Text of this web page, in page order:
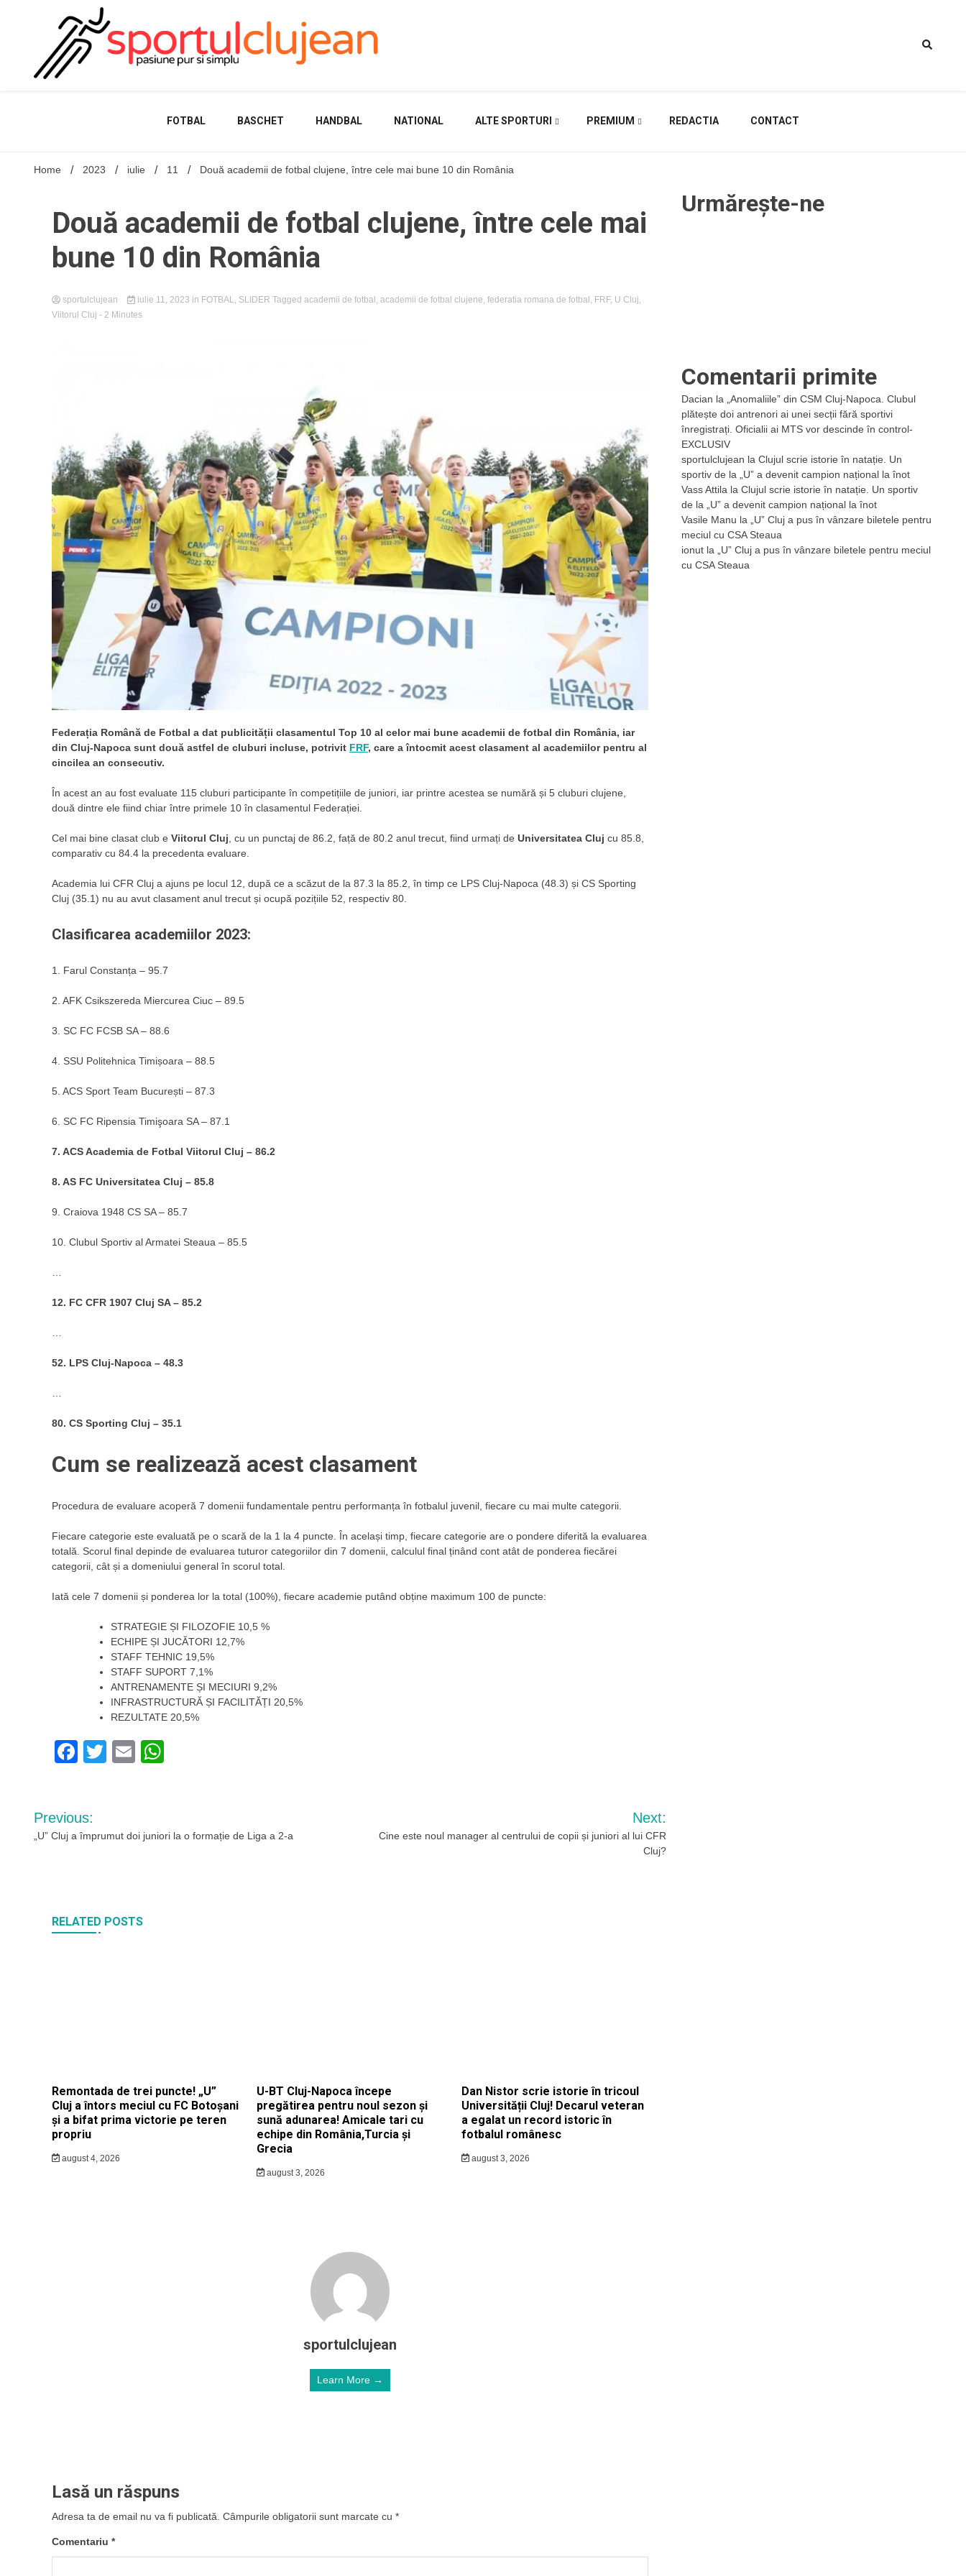
FOTBAL BASCHET HANDBAL NATIONAL ALTE SPORTURI PREMIUM REDACTIA CONTACT
Home 2023 iulie 11 Două academii de fotbal clujene, între cele mai bune 10 din România
Două academii de fotbal clujene, între cele mai
bune 10 din România
sportulclujean iulie 11, 2023 in FOTBAL, SLIDER Tagged academii de fotbal , academii de fotbal clujene, federatia romana de fotbal , FRF, U Cluj,
Viitorul Cluj - 2 Minutes
Federația Română de Fotbal a dat publicității clasamentul Top 10 al celor mai bune academii de fotbal din România, iar
din Cluj-Napoca sunt două astfel de cluburi incluse, potrivit FRF, care a întocmit acest clasament al academiilor pentru al
cincilea an consecutiv.
În acest an au fost evaluate 115 cluburi participante în competițiile de juniori, iar printre acestea se numără și 5 cluburi clujene,
două dintre ele fiind chiar între primele 10 în clasamentul Federației.
Cel mai bine clasat club e Viitorul Cluj , cu un punctaj de 86.2, față de 80.2 anul trecut, fiind urmați de Universitatea Cluj cu 85.8,
comparativ cu 84.4 la precedenta evaluare.
Academia lui CFR Cluj a ajuns pe locul 12, după ce a scăzut de la 87.3 la 85.2, în timp ce LPS Cluj-Napoca (48.3) și CS Sporting
Cluj (35.1) nu au avut clasament anul trecut și ocupă pozițiile 52, respectiv 80.
Clasificarea academiilor 2023:
1. Farul Constanța – 95.7
2. AFK Csikszereda Miercurea Ciuc – 89.5
3. SC FC FCSB SA – 88.6
4. SSU Politehnica Timișoara – 88.5
5. ACS Sport Team București – 87.3
6. SC FC Ripensia Timişoara SA – 87.1
7. ACS Academia de Fotbal Viitorul Cluj – 86.2
8. AS FC Universitatea Cluj – 85.8
9. Craiova 1948 CS SA – 85.7
10. Clubul Sportiv al Armatei Steaua – 85.5
12. FC CFR 1907 Cluj SA – 85.2
52. LPS Cluj-Napoca – 48.3
80. CS Sporting Cluj – 35.1
Cum se realizează acest clasament
Procedura de evaluare acoperă 7 domenii fundamentale pentru performanța în fotbalul juvenil, fiecare cu mai multe categorii.
Fiecare categorie este evaluată pe o scară de la 1 la 4 puncte. În același timp, fiecare categorie are o pondere diferită la evaluarea
totală. Scorul final depinde de evaluarea tuturor categoriilor din 7 domenii, calculul final ținând cont atât de ponderea fiecărei
categorii, cât și a domeniului general în scorul total.
Iată cele 7 domenii și ponderea lor la total (100%), fiecare academie putând obține maximum 100 de puncte:
STRATEGIE ȘI FILOZOFIE 10,5 %
ECHIPE ȘI JUCĂTORI 12,7%
STAFF TEHNIC 19,5%
STAFF SUPORT 7,1%
ANTRENAMENTE ȘI MECIURI 9,2%
INFRASTRUCTURĂ ȘI FACILITĂȚI 20,5%
REZULTATE 20,5%
Facebook
TwitterEmail
Navigare
în
Previous:
„U” Cluj a împrumut doi juniori la o formație de Liga a 2-a
Next:
Cine este noul manager al centrului de copii și juniori al lui CFR
Cluj?
RELATED POSTS
Remontada de trei puncte! „U”
Cluj a întors meciul cu FC Botoșani
și a bifat prima victorie pe teren
propriu
august 4, 2026
U-BT Cluj-Napoca începe
pregătirea pentru noul sezon și
sună adunarea! Amicale tari cu
echipe din România,Turcia și
Grecia
august 3, 2026
Dan Nistor scrie istorie în tricoul
Universității Cluj! Decarul veteran
a egalat un record istoric în
fotbalul românesc
august 3, 2026
sportulclujean
Learn More →
Lasă un răspuns
Adresa ta de email nu va fi publicată. Câmpurile obligatorii sunt marcate cu *
Comentariu *
Urmărește-ne
Comentarii primite
Dacian la
„Anomaliile” din CSM Cluj-Napoca. Clubul
plătește doi antrenori ai unei secții fără sportivi
înregistrați. Oficialii ai MTS vor descinde în control-
EXCLUSIV
sportulclujean la Clujul scrie istorie în natație. Un
sportiv de la „U” a devenit campion național la înot
Vass Attila la Clujul scrie istorie în natație. Un sportiv
de la „U” a devenit campion național la înot
Vasile Manu la
„U” Cluj a pus în vânzare biletele pentru
meciul cu CSA Steaua
ionut la
„U” Cluj a pus în vânzare biletele pentru meciul
cu CSA Steaua